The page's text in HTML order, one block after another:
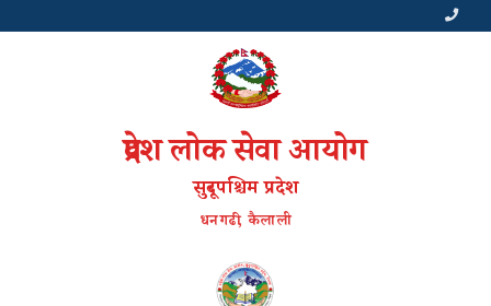
प्रदेश लोक सेवा आयोग
सुदूरपश्चिम प्रदेश
धनगढी, कैलाली